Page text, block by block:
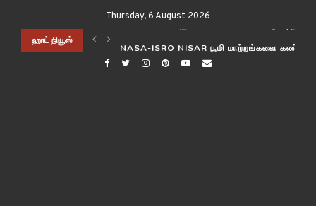
Thursday, 6 August 2026
ஹாட் நியூஸ்
விஞ்ஞானிகள்!